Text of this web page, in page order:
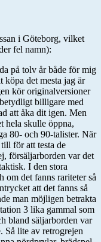
i Göteborg, vilket
fel namn):
på tolv år både för mig
köpa det mesta jag är
kör originalversioner
billigare med
att åka dit igen. Men
hela skulle öppna,
80- och 90-talister. När
för att testa de
försäljarborden var det
I den stora
om det fanns rariteter så
att det fanns så
man möjligen betrakta
3 lika gammal som
bland säljarborden var
Så lite av retrogrejen